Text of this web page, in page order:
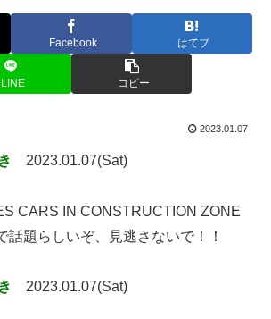
Facebook はてブ
LINE コピー
2023.01.07
2023.01.07(Sat)
CARS IN CONSTRUCTION ZONE
話題らしいぞ、見逃さないで！！
2023.01.07(Sat)